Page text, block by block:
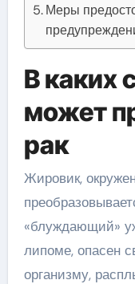
Меры
В каких
может
рак
Жировик,
«блуждающий»
липоме, опасен
организму,